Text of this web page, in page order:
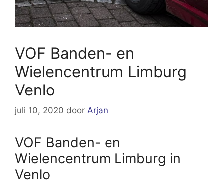
VOF Banden- en
Wielencentrum Limburg
Venlo
juli 10, 2020 door Arjan
VOF Banden- en
Wielencentrum Limburg in
Venlo